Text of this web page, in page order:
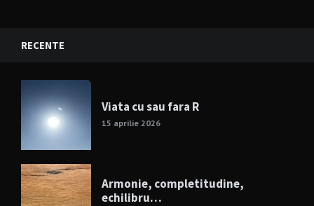
RECENTE
Viata cu sau fara R
15 aprilie 2026
Armonie, completitudine,
echilibru…